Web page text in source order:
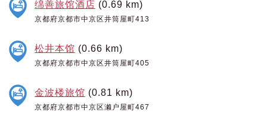
绵善旅馆酒店 (0.69 km)
京都府京都市中京区井筒屋町413
松井本馆 (0.66 km)
京都府京都市中京区井筒屋町405
金波楼旅馆 (0.81 km)
京都府京都市中京区濑户屋町467